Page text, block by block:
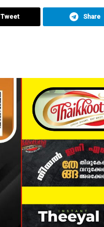
Tweet Share